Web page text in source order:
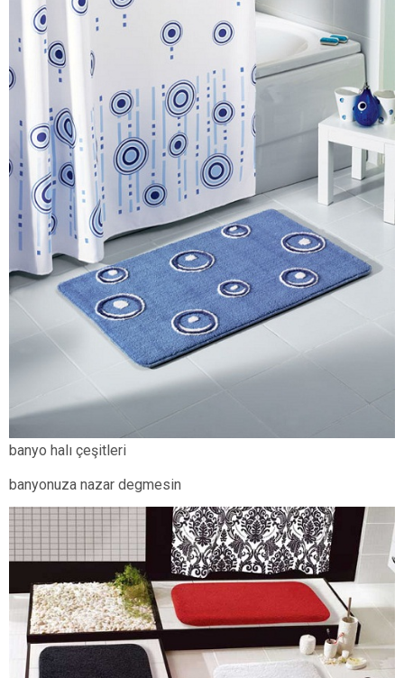
banyo halı çeşitleri
banyonuza nazar degmesin